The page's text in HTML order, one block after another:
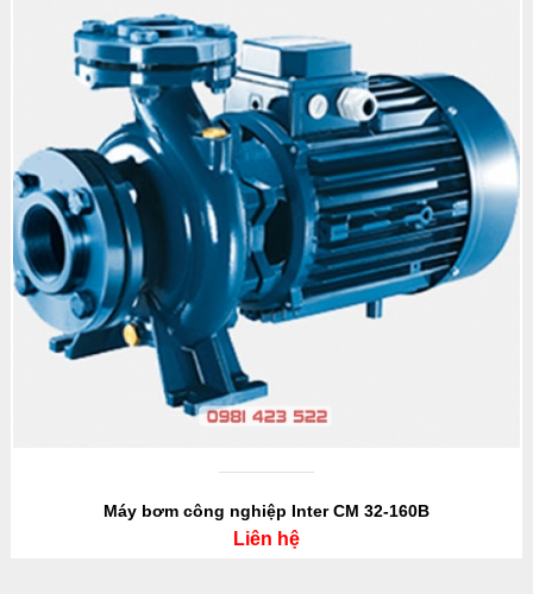
Máy bơm công nghiệp Inter CM 32-160B
Liên hệ